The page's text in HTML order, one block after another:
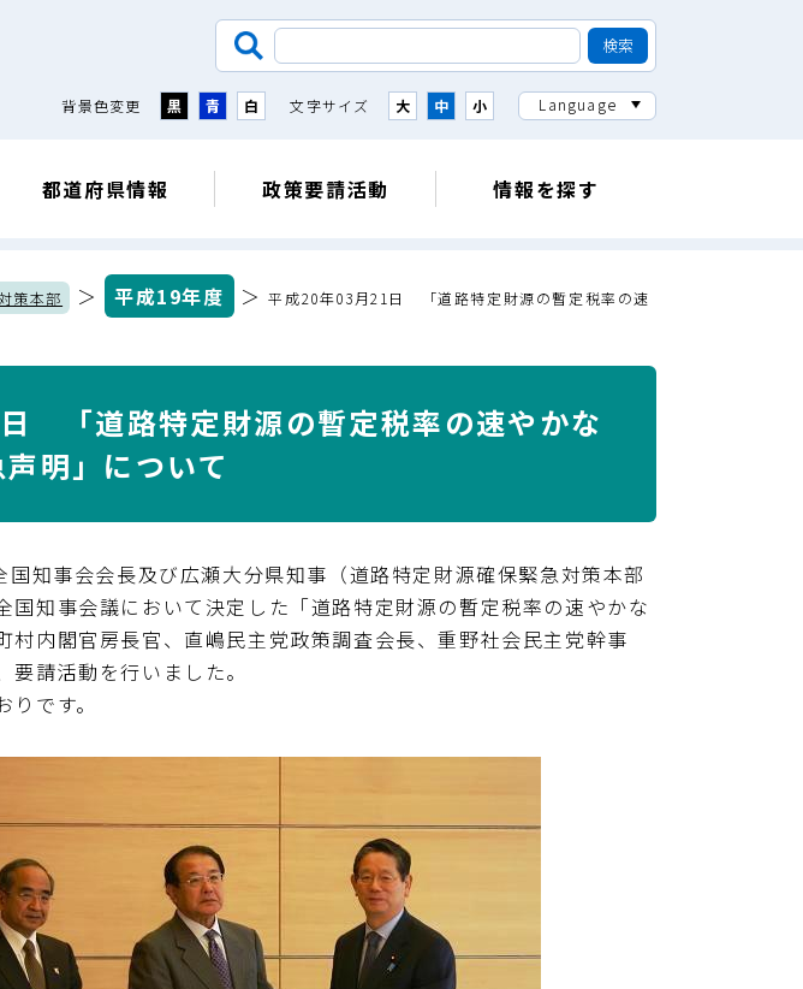
背景色変更 黒 青 白 文字サイズ 大 中 小 Language
都道府県情報 政策要請活動 情報を探す
策本部 ＞ 平成19年度 ＞平成20年03月21日 「道路特定財源の暫定税率の速
「道路特定財源の暫定税率の速やかな
明」について
知事会会長及び広瀬大分県知事（道路特定財源確保緊急対策本部
国知事会議において決定した「道路特定財源の暫定税率の速やかな
村内閣官房長官、直嶋民主党政策調査会長、重野社会民主党幹事
請活動を行いました。
です。